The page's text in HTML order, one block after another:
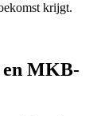
krijgt.
en MKB-